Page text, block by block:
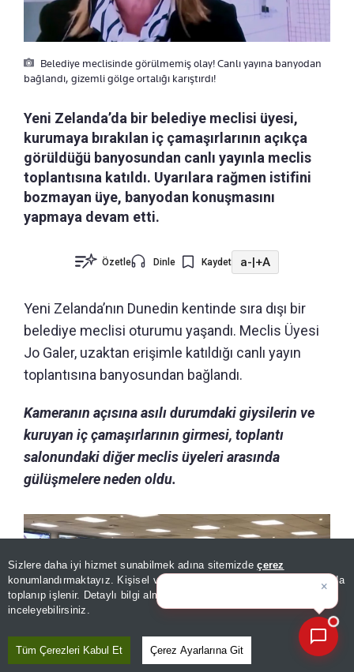
Sizlere daha iyi hizmet sunabilmek adına sitemizdeçerez
konumlandırmaktayız. Kişisel verileriniz, KVKK ve GDPR kapsamında
toplanıp işlenir. Detaylı bilgi almak için
inceleyebilirsiniz.
Tüm Çerezleri Kabul Et Çerez Ayarlarına Git
Belediye meclisinde görülmemiş olay! Canlı yayına banyodan
bağlandı, gizemli gölge ortalığı karıştırdı!
Yeni Zelanda’da bir belediye meclisi üyesi,
kurumaya bırakılan iç çamaşırlarının açıkça
görüldüğü banyosundan canlı yayınla meclis
toplantısına katıldı. Uyarılara rağmen istifini
bozmayan üye, banyodan konuşmasını
yapmaya devam etti.
Özetle Dinle Kaydet a-|+A
Yeni Zelanda’nın Dunedin kentinde sıra dışı bir
belediye meclisi oturumu yaşandı. Meclis Üyesi
Jo Galer, uzaktan erişimle katıldığı canlı yayın
toplantısına banyosundan bağlandı.
Kameranın açısına asılı durumdaki giysilerin ve
kuruyan iç çamaşırlarının girmesi, toplantı
salonundaki diğer meclis üyeleri arasında
gülüşmelere neden oldu.
×
Günün spor, gündem ve